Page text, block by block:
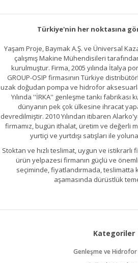
Türkiye'nin her noktasına
Yaşam Proje, Baymak A.Ş. ve Üniversal
çalışmış Makine Mühendisileri
kurulmuştur. Firma, 2005 yılında İtalya
GROUP-OSIP firmasının Türkiye
uzak doğudan pompa ve hidrofor
Yılında ''İRKA'' genleşme tankı fabrikası
dünyanın pek çok ülkesine ihracat
devredilmiştir. 2010 Yılından itibaren
firmamız, bugün ithalat, üretim ve değerli
yurtiçi ve yurtdışı satışları ile
Stoktan ve hızlı teslimat, uygun ve istikrarlı
ürün yelpazesi firmanın güçlü ve
seçiminde, fiyatlandırmada, teslimatta
aşamasında dürüstlük
Kategoriler
Genleşme ve Hidrofor